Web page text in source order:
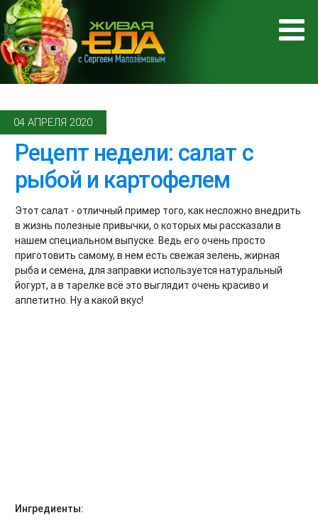
04 АПРЕЛЯ 2020
Рецепт недели: салат с
рыбой и картофелем
Этот салат - отличный пример того, как несложно внедрить
в жизнь полезные привычки, о которых мы рассказали в
нашем специальном выпуске. Ведь его очень просто
приготовить самому, в нем есть свежая зелень, жирная
рыба и семена, для заправки используется натуральный
йогурт, а в тарелке всё это выглядит очень красиво и
аппетитно. Ну а какой вкус!
Ингредиенты: